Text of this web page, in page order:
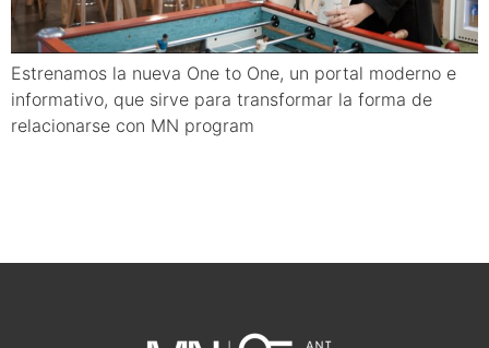
Estrenamos la nueva One to One, un portal moderno e
informativo, que sirve para transformar la forma de
relacionarse con MN program